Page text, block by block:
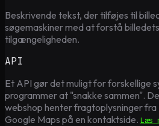
Beskrivende tekst, der tilføjes til
søgemaskiner med at forstå
tilgængeligheden.
API
Et API gør det muligt for forskellige
programmer at "snakke sammen".
webshop henter fragtoplysninger fra
Google Maps på en kontaktside. Læs